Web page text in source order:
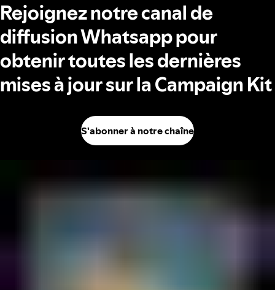
Rejoignez notre canal de
diffusion Whatsapp pour
obtenir toutes les dernières
mises à jour sur la Campaign Kit
S'abonner à notre chaîne